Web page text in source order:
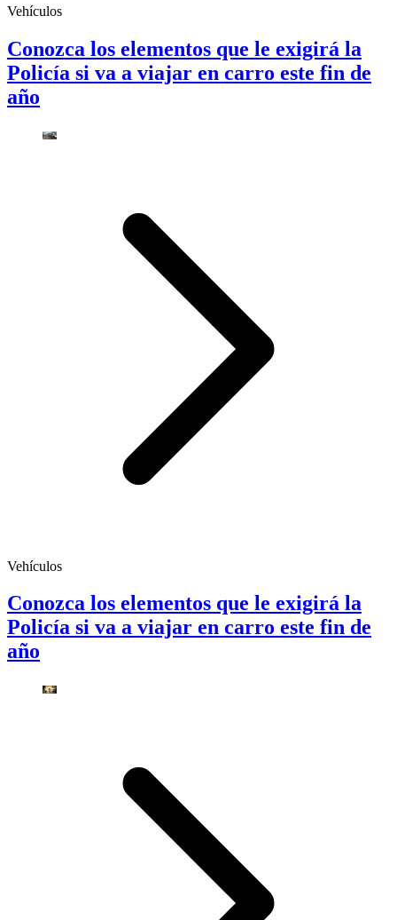
Vehículos
Conozca los elementos que le exigirá la
Policía si va a viajar en carro este fin de
año
Vehículos
Conozca los elementos que le exigirá la
Policía si va a viajar en carro este fin de
año